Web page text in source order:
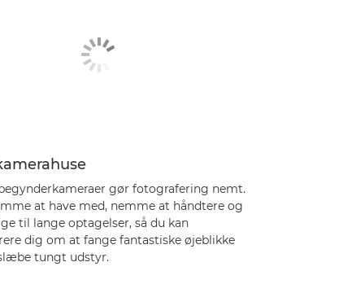
gør fotografering nemt.
at have med, nemme at håndtere og
til lange optagelser, så du kan
dig om at fange fantastiske øjeblikke
tungt udstyr.